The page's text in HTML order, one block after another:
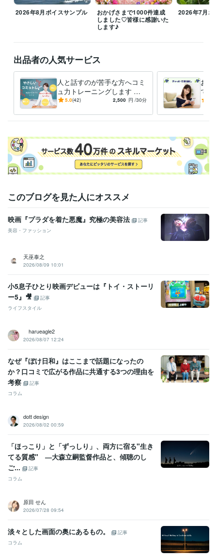
今月も皆様が笑顔になるお手伝いをさせていただきたいと思っておりま
すのでどうぞよろしくお願いいたします(*ᴗ͈ˬᴗ͈)ꕤ*.ﾟ
雑談からお悩みまでぜひお電話お待ちしております！みなさまの心が和
み笑顔になりますように(⁎ᵕᴗᵕ⁎)
8月もよろしくお願いいたします( ⁎ᵕᴗᵕ⁎ )❤︎
経験職種
営業 / 営業事務・アシスタント 経験年数 : 10年
事務・ビジネスサポート / 事務（一般事務） 経験年数 : 10年
ライフスタイル・その他 / 保育士・ベビーシッター 経験年数 : 2年
某メーカー 1992年3月 ~ 1993年5月
ファストフード 1994年3月 ~ 1997年2月
地域センター 2009年3月 ~ 2012年2月
住宅関連 2010年7月 ~ 2014年11月
建設関連 2013年3月 ~ 2017年7月
住宅関連 2017年3月 ~ 2018年9月
自動車関連 2016年5月 ~ 2017年12月 2018年2月 ~ 2018年6月 2
018年8月 ~ 2020年5月
建設関連 2020年7月 ~ 2021年2月 2021年5月 ~ 現在
ココナラシルバーランクに昇格
スト オンライン似合う髪型診断アドバイザー
資格・検定
インテリアコーディネーター
宅地建物取引士（旧 宅地建物取引主任者） 取得年 : 2021年
カラーセラピスト
得意分野
悩み相談・カウンセリング
人間関係
学歴
短期大学 1990年3月 ~ 1992年2月
公立高等学校 1986年3月 ~ 1990年2月
語学力
英語
2026年8月ボイスサンプル
おかげさまで1000件達成
しました♡皆様に感謝いた
します♪
2026年7月ボ
出品者の人気サービス
人と話すのが苦手な方へコミ
ュ力トレーニングします 会
話が苦手でも大丈夫！「自分
ッスン
5.0(42) 2,500 円 /30分
お電
でお
話
このブログを見た人にオススメ
映画『プラダを着た悪魔』究極の美容法
記事
美容・ファッション
天巫泰之
2026/08/09 10:01
小5息子ひとり映画デビューは『トイ・ストーリ
ー5』🎥
記事
ライフスタイル
harueagle2
2026/08/07 12:24
なぜ『ぼけ日和』はここまで話題になったの
か？口コミで広がる作品に共通する3つの理由を
考察
記事
コラム
dott design
2026/08/02 00:59
「ほっこり」と「ずっしり」、両方に宿る"生き
てる質感" ―大森立嗣監督作品と、傾聴のし
ご...
記事
コラム
原田 せん
2026/07/28 09:54
淡々とした画面の奥にあるもの。
記事
コラム